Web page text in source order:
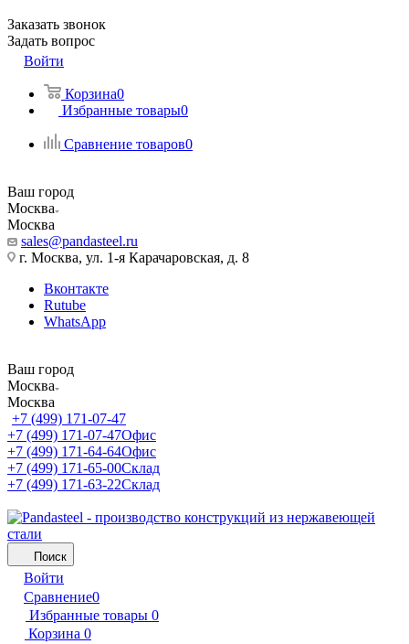
Заказать звонок
Задать вопрос
Войти
Корзина0
Избранные товары0
Сравнение товаров0
Ваш город
Москва
Москва
sales@pandasteel.ru
г. Москва, ул. 1-я Карачаровская, д. 8
Вконтакте
Rutube
WhatsApp
Ваш город
Москва
Москва
+7 (499) 171-07-47
+7 (499) 171-07-47Офис
+7 (499) 171-64-64Офис
+7 (499) 171-65-00Склад
+7 (499) 171-63-22Склад
Поиск
Войти
Сравнение0
Избранные товары 0
Корзина 0